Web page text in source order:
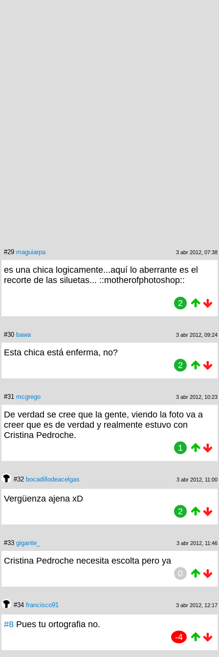
#29 maguiarpa 3 abr 2012, 07:38
es una chica logicamente...aquí lo aberrante es el
recorte de las siluetas... ::motherofphotoshop::
2
#30 bawa 3 abr 2012, 09:24
Esta chica está enferma, no?
2
#31 mcgrego 3 abr 2012, 10:23
De verdad se cree que la gente, viendo la foto va a
creer que es de verdad y realmente estuvo con
Cristina Pedroche.
1
#32 bocadillodeacelgas 3 abr 2012, 11:00
Vergüenza ajena xD
2
#33 gigante_ 3 abr 2012, 11:46
Cristina Pedroche necesita escolta pero ya
0
#34 francisco91 3 abr 2012, 12:17
#8 Pues tu ortografia no.
-4